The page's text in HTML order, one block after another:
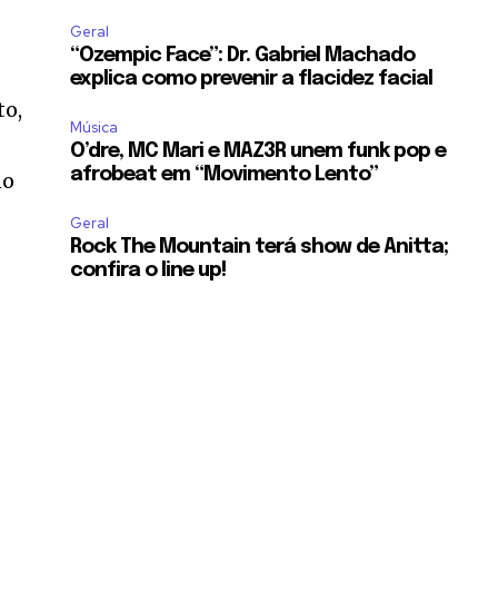
Geral
“Ozempic Face”: Dr. Gabriel Machado
explica como prevenir a flacidez facial
Música
O’dre, MC Mari e MAZ3R unem funk pop e
afrobeat em “Movimento Lento”
Geral
Rock The Mountain terá show de Anitta;
confira o line up!